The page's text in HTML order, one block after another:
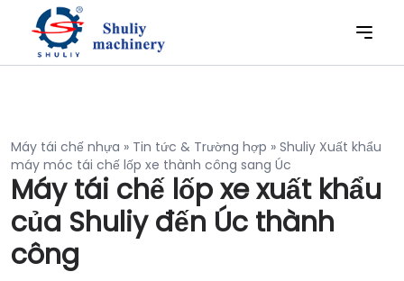
Máy tái chế nhựa » Tin tức & Trường hợp » Shuliy Xuất khẩu
máy móc tái chế lốp xe thành công sang Úc
Máy tái chế lốp xe xuất khẩu
của Shuliy đến Úc thành
công